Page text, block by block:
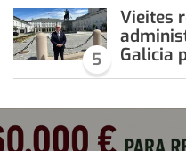
5
Vieites
Galicia